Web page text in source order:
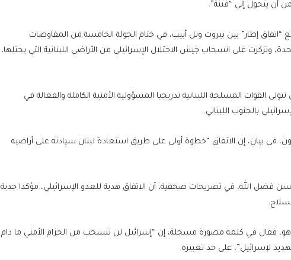
يتحول إلى “فتنة”.
إطار” بين بيروت وتل أبيب، في ختام الجولة الخامسة من المفاوضات
وتركزت على انسحاب جيش الاحتلال الإسرائيلي من الأراضي اللبنانية التي يحتلها،
من 14 بندا على أن تتولى القوات المسلحة اللبنانية تدريجيا المسؤولية الأمنية الكاملة والفعالة في
بالجنوب اللبناني.
في بيان، إن الاتفاق “خطوة أولى على طريق استعادة لبنان سيادته على أراضيه
فضل الله، في تصريحات صحفية، أن الاتفاق هدية للعدو الإسرائيلي، مؤكدا جدية
فقال في كلمة مصورة مسجلة، إن “إسرائيل لن تنسحب من الحزام الأمني ما دام
لإسرائيل”، على حد تعبيره.